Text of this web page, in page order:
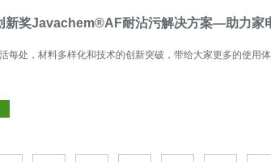
新奖Javachem®AF耐沾污解决方案—助力家
每处，材料多样化和技术的创新突破，带给大家更多的使用